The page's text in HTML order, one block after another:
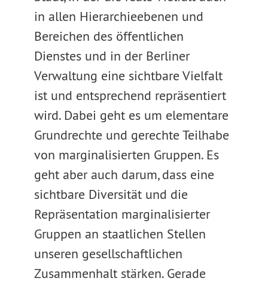
in allen Hierarchieebenen und
Bereichen des öffentlichen
Dienstes und in der Berliner
Verwaltung eine sichtbare Vielfalt
ist und entsprechend repräsentiert
wird. Dabei geht es um elementare
Grundrechte und gerechte Teilhabe
von marginalisierten Gruppen. Es
geht aber auch darum, dass eine
sichtbare Diversität und die
Repräsentation marginalisierter
Gruppen an staatlichen Stellen
unseren gesellschaftlichen
Zusammenhalt stärken. Gerade